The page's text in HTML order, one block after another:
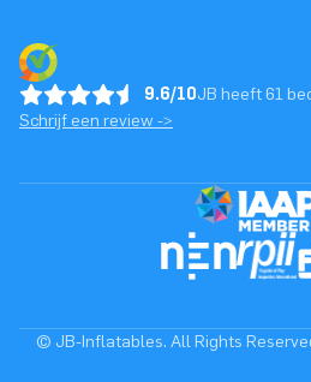
9.6/10JB heeft 61
Schrijf een review ->
© JB-Inflatables. All Rights